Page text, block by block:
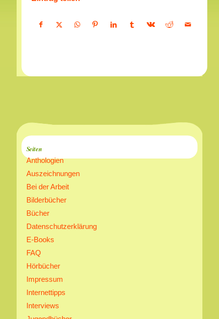
Seiten
Anthologien
Auszeichnungen
Bei der Arbeit
Bilderbücher
Bücher
Datenschutzerklärung
E-Books
FAQ
Hörbücher
Impressum
Internettipps
Interviews